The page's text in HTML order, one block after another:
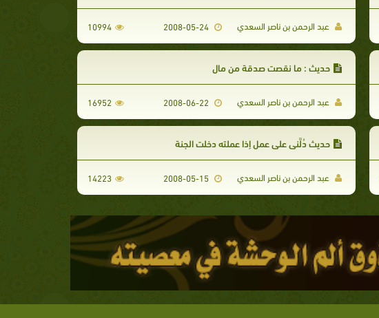
عبد الرحمن بن ناصر السعدي 2008-05-24
10994
حديث : ما نقصت صدقة من مال
عبد الرحمن بن ناصر السعدي 16952
حديث دُلَّني على عمل إذا عملته دخلت الجنة
عبد الرحمن بن ناصر السعدي 2008-05-15
14223